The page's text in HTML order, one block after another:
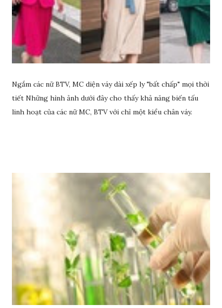
Ngắm các nữ BTV, MC diện váy dài xếp ly "bất chấp" mọi thời
tiết Những hình ảnh dưới đây cho thấy khả năng biến tấu
linh hoạt của các nữ MC, BTV với chỉ một kiểu chân váy.